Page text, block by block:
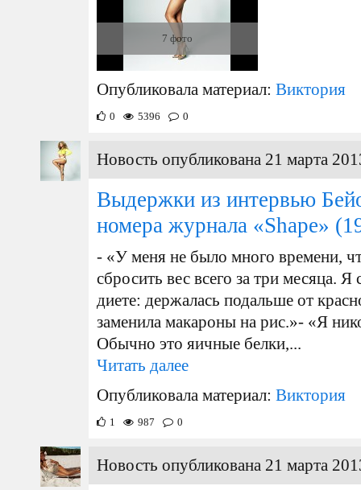
7 фото
Опубликовала материал: Виктория
0 5396 0
Новость опубликована 21 марта
Выдержки из интервью
номера журнала «Shape»
- «У меня не было много времени,
сбросить вес всего за три месяца.
диете: держалась подальше от
заменила макароны на рис.»- «Я
Обычно это яичные белки,...
Читать далее
Опубликовала материал: Виктория
1 987 0
Новость опубликована 21 марта